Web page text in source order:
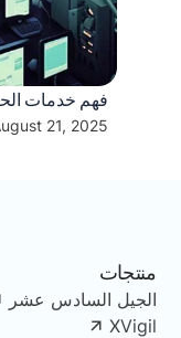
فهم خدمات
21, 2025
منتجات
الجيل السادس عشر
XVigil